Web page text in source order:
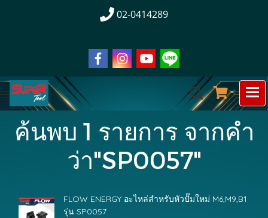
02-0414289
ค้นพบ 1 รายการ จากคำ
ว่า"SP0057"
FLOW ENERGY อะไหล่สำหรับหัวปั๊มใหม่ M6,M9,B1
รุ่น SP0057